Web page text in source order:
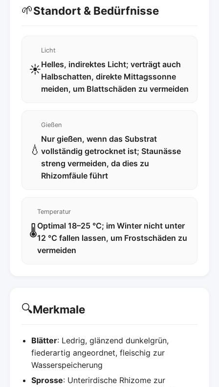
🌱Standort & Bedürfnisse
☀️
Licht
Helles, indirektes Licht; verträgt auch
Halbschatten, direkte Mittagssonne
meiden, um Blattschäden zu vermeiden
💧
Gießen
Nur gießen, wenn das Substrat
vollständig getrocknet ist; Staunässe
streng vermeiden, da dies zu
Rhizomfäule führt
🌡️
Temperatur
Optimal 18–25 °C; im Winter nicht unter
12 °C fallen lassen, um Frostschäden zu
vermeiden
🔍Merkmale
Blätter: Ledrig, glänzend dunkelgrün,
fiederartig angeordnet, fleischig zur
Wasserspeicherung
Sprosse: Unterirdische Rhizome zur